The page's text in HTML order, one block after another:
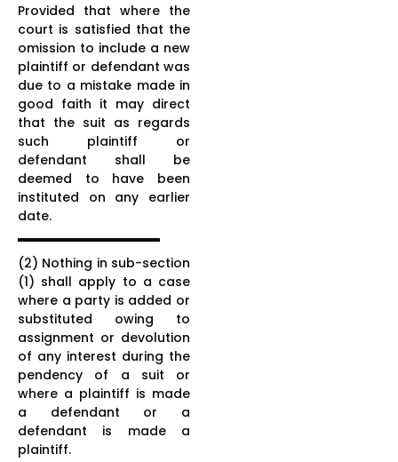
Provided that where the
court is satisfied that the
omission to include a new
plaintiff or defendant was
due to a mistake made in
good faith it may direct
that the suit as regards
such plaintiff or
defendant shall be
deemed to have been
instituted on any earlier
date.
(2) Nothing in sub-section
(1) shall apply to a case
where a party is added or
substituted owing to
assignment or devolution
of any interest during the
pendency of a suit or
where a plaintiff is made
a defendant or a
defendant is made a
plaintiff.